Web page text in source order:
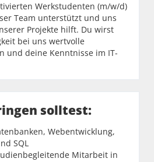
Werkstudenten (m/w/d)
Team unterstützt und uns
Projekte hilft. Du wirst
bei uns wertvolle
und deine Kenntnisse im IT-
solltest:
Webentwicklung,
SQL
Mitarbeit in